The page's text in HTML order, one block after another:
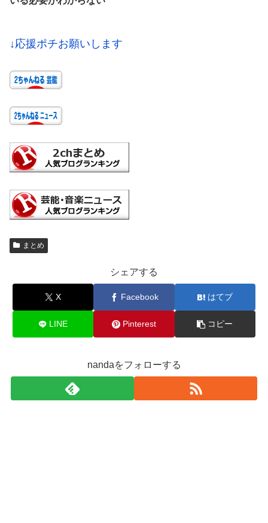
↓応援ポチお願いします
まとめ
シェアする
X Facebook はてブ
LINE Pinterest コピー
nandaをフォローする